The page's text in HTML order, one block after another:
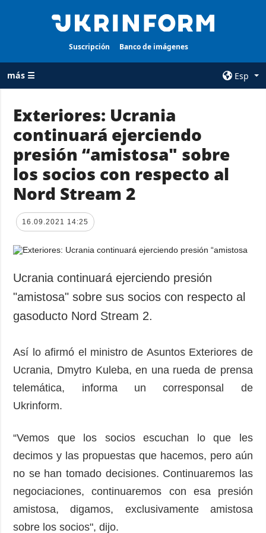
Suscripción Banco de imágenes
más ☰
Esp
TODAS LAS
CATEGORÍAS
Guerra
Reconstrucción
de Ucrania
Política
Economía
Defensa
Sociedad y
Cultura
Deportes
Crimen
emergencias
AGENCIA
sobre la agencia
contacto
condiciones de
privacidad y
datos personales
ADICIONAL
Podcasts
Entrevistas
Fotos
Video
Releases
SERVICIOS
imágenes
Exteriores: Ucrania
continuará ejerciendo
presión “amistosa" sobre
los socios con respecto al
Nord Stream 2
16.09.2021 14:25
Ucrania continuará ejerciendo presión
"amistosa" sobre sus socios con respecto al
gasoducto Nord Stream 2.
Así lo afirmó el ministro de Asuntos Exteriores de
Ucrania, Dmytro Kuleba, en una rueda de prensa
telemática, informa un corresponsal de
Ukrinform.
“Vemos que los socios escuchan lo que les
decimos y las propuestas que hacemos, pero aún
no se han tomado decisiones. Continuaremos las
negociaciones, continuaremos con esa presión
amistosa, digamos, exclusivamente amistosa
sobre los socios", dijo.